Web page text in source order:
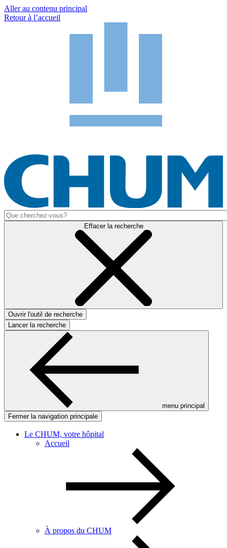
Aller au contenu principal
Retour à l’accueil
Effacer la recherche
Ouvrir l'outil de recherche
Lancer la recherche
menu principal
Fermer la navigation principale
Le CHUM, votre hôpital
Accueil
À propos du CHUM